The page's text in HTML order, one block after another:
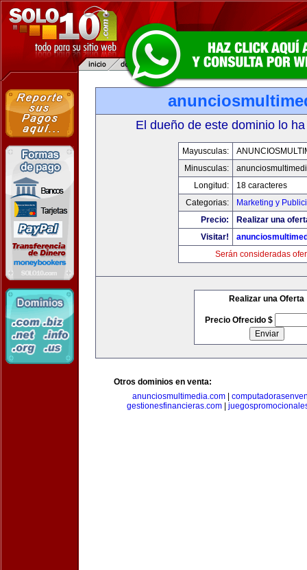
El dueño de este dominio lo
Mayusculas:
Minusculas:
Longitud:
18 caracteres
Categorias:
Marketing y
Precio:
Realizar una
Visitar!
Serán consideradas
Realizar una Oferta
Precio Ofrecido $
Otros dominios en venta:
anunciosmultimedia.com
gestionesfinancieras.com